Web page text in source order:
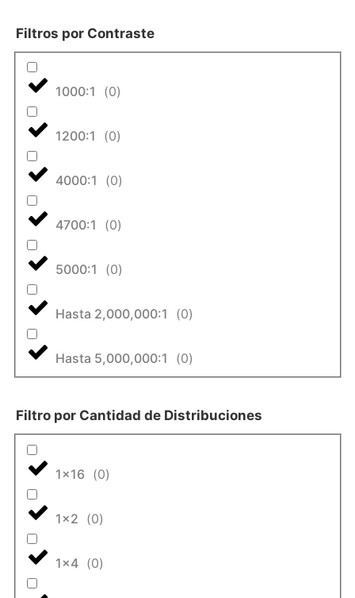
Filtros por Contraste
1000:1 (0)
1200:1 (0)
4000:1 (0)
4700:1 (0)
5000:1 (0)
Hasta 2,000,000:1 (0)
Hasta 5,000,000:1 (0)
Filtro por Cantidad de Distribuciones
1x16 (0)
1x2 (0)
1x4 (0)